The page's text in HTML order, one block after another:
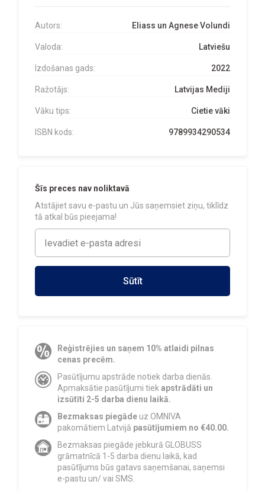
Autors: Eliass un Agnese Volundi
Valoda: Latviešu
Izdošanas gads: 2022
Ražotājs: Latvijas Mediji
Vāku tips: Cietie vāki
ISBN kods: 9789934290534
Šīs preces nav noliktavā
Atstājiet savu e-pastu un Jūs saņemsiet ziņu, tiklīdz
tā atkal būs pieejama!
Sūtīt
Reģistrējies un saņem 10% atlaidi pilnas
cenas precēm.
Pasūtījumu apstrāde notiek darba dienās.
Apmaksātie pasūtījumi tiek apstrādāti un
izsūtīti 2-5 darba dienu laikā.
Bezmaksas piegādeuz OMNIVA
pakomātiem Latvijā pasūtījumiem no €40.00.
Bezmaksas piegāde jebkurā GLOBUSS
grāmatnīcā 1-5 darba dienu laikā, kad
pasūtījums būs gatavs saņemšanai, saņemsi
e-pastu un/ vai SMS.